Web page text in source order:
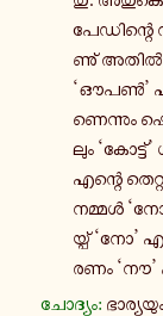
പേ­ഡി­ന്റെ
ണു് അതിൽ
‘ഔപൺ’
ണെ­ന്നും
ലും
എന്റെ
നമ്മൾ
യ്പ് ‘നോ’
ര­ണം ‘നൗ’
ചോ­ദ്യം: